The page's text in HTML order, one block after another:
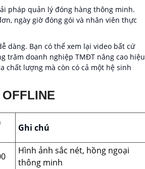
pháp quản lý đóng hàng thông minh.
ngày giờ đóng gói và nhân viên thực
dàng. Bạn có thể xem lại video bất cứ
trăm doanh nghiệp TMĐT nâng cao hiệu
chất lượng mà còn có cả một hệ sinh
Ghi chú
Hình ảnh sắc nét, hồng ngoại
thông minh